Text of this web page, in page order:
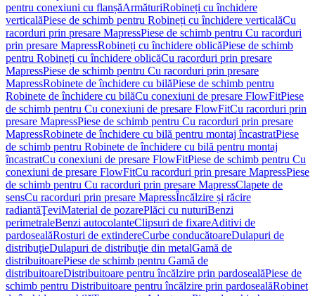
pentru conexiuni cu flanșăArmăturiRobineți cu închidere
verticalăPiese de schimb pentru Robineți cu închidere verticalăCu
racorduri prin presare MapressPiese de schimb pentru Cu racorduri
prin presare MapressRobineți cu închidere oblicăPiese de schimb
pentru Robineți cu închidere oblicăCu racorduri prin presare
MapressPiese de schimb pentru Cu racorduri prin presare
MapressRobinete de închidere cu bilăPiese de schimb pentru
Robinete de închidere cu bilăCu conexiuni de presare FlowFitPiese
de schimb pentru Cu conexiuni de presare FlowFitCu racorduri prin
presare MapressPiese de schimb pentru Cu racorduri prin presare
MapressRobinete de închidere cu bilă pentru montaj încastratPiese
de schimb pentru Robinete de închidere cu bilă pentru montaj
încastratCu conexiuni de presare FlowFitPiese de schimb pentru Cu
conexiuni de presare FlowFitCu racorduri prin presare MapressPiese
de schimb pentru Cu racorduri prin presare MapressClapete de
sensCu racorduri prin presare MapressÎncălzire și răcire
radiantăŢeviMaterial de pozarePlăci cu nuturiBenzi
perimetraleBenzi autocolanteClipsuri de fixareAditivi de
pardosealăRosturi de extindereCurbe conducătoareDulapuri de
distribuţieDulapuri de distribuţie din metalGamă de
distribuitoarePiese de schimb pentru Gamă de
distribuitoareDistribuitoare pentru încălzire prin pardosealăPiese de
schimb pentru Distribuitoare pentru încălzire prin pardosealăRobinet